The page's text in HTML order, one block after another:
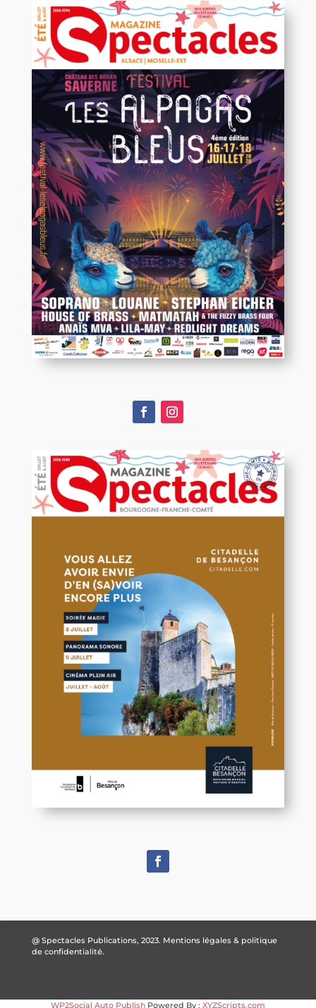
@ Spectacles Publications, 2023. Mentions légales & politique
de confidentialité.
WP2Social Auto Publish Powered By : XYZScripts.com